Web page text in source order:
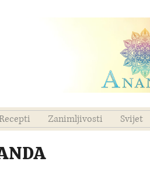
Zanimljivosti Svijet